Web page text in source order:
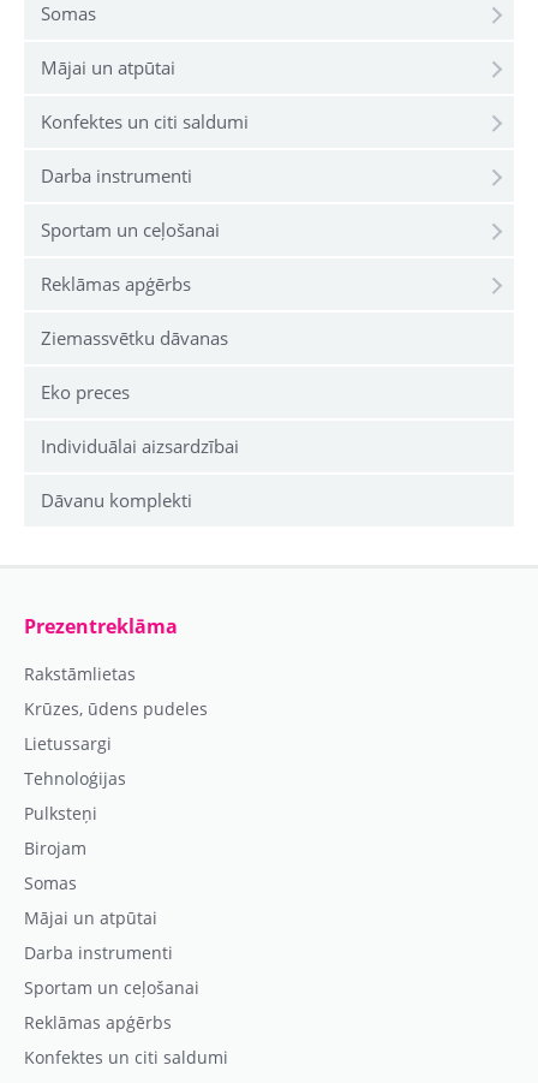
Somas
Mājai un atpūtai
Konfektes un citi saldumi
Darba instrumenti
Sportam un ceļošanai
Reklāmas apģērbs
Ziemassvētku dāvanas
Eko preces
Individuālai aizsardzībai
Dāvanu komplekti
Prezentreklāma
Rakstāmlietas
Krūzes, ūdens pudeles
Lietussargi
Tehnoloģijas
Pulksteņi
Birojam
Somas
Mājai un atpūtai
Darba instrumenti
Sportam un ceļošanai
Reklāmas apģērbs
Konfektes un citi saldumi